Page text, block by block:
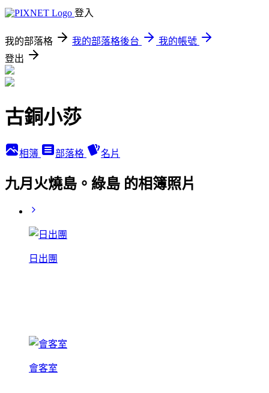
登入
我的部落格 我的部落格後台
我的帳號
登出
古銅小莎
相簿 部落格 名片
九月火燒島。綠島 的相簿照片
日出團
會客室